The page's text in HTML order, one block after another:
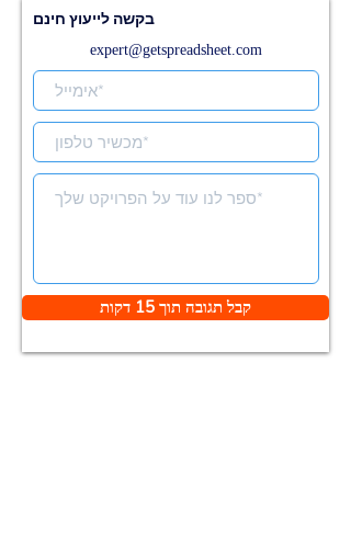
בקשה לייעוץ חינם
expert@getspreadsheet.com
קבל תגובה תוך 15 דקות